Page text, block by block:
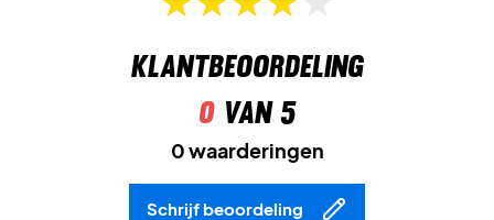
Klantbeoordeling
0van 5
0 waarderingen
Schrijf beoordeling